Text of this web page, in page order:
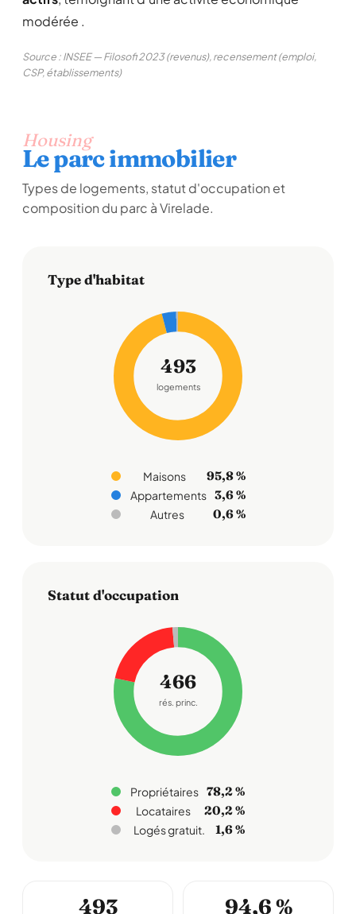
modérée .
Source : INSEE — Filosofi 2023 (revenus), recensement (emploi,
CSP, établissements)
Housing
Le parc immobilier
Types de logements, statut d'occupation et
composition du parc à Virelade.
Type d'habitat
493
logements
Maisons 95,8 %
Appartements 3,6 %
Autres 0,6 %
Statut d'occupation
466
rés. princ.
Propriétaires 78,2 %
Locataires 20,2 %
Logés gratuit. 1,6 %
493 94,6 %